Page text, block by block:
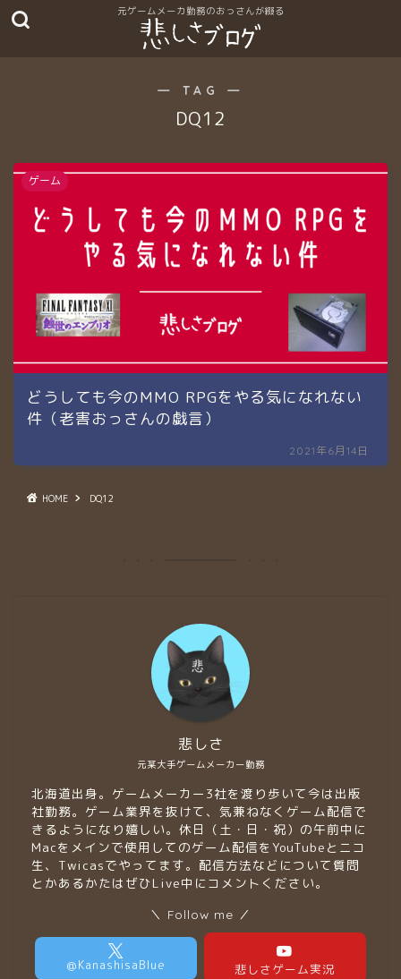
― TAG ―
DQ12
ゲーム
どうしても今のMMO RPGをやる気になれない
件（老害おっさんの戯言）
2021年6月14日
HOME DQ12
元某大手ゲームメーカー勤務
悲しさ
北海道出身。ゲームメーカー3社を渡り歩いて今は出版
社勤務。ゲーム業界を抜けて、気兼ねなくゲーム配信で
きるようになり嬉しい。休日（土・日・祝）の午前中に
Macをメインで使用してのゲーム配信をYouTubeとニコ
生、Twicasでやってます。配信方法などについて質問
とかあるかたはぜひLive中にコメントください。
＼ Follow me ／